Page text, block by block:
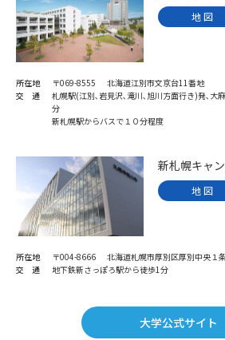
地 図
所在地
〒069-8555 北海道江別市文京台11番地
交 通
札幌駅(江別､岩見沢､滝川､旭川方面行き)発､大
分
新札幌駅からバスで１０分程度
新札幌キャ
地 図
所在地
〒004-8666 北海道札幌市厚別区厚別中央１
交 通
地下鉄新さっぽろ駅から徒歩1分
大学公式サイト